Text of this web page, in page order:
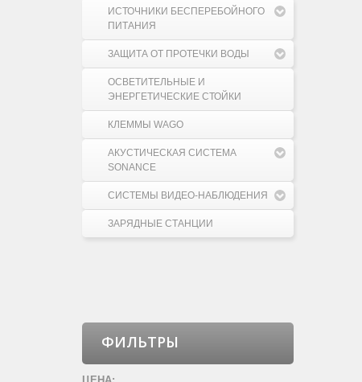
ИСТОЧНИКИ БЕСПЕРЕБОЙНОГО
ПИТАНИЯ
ЗАЩИТА ОТ ПРОТЕЧКИ ВОДЫ
ОСВЕТИТЕЛЬНЫЕ И
ЭНЕРГЕТИЧЕСКИЕ СТОЙКИ
КЛЕММЫ WAGO
АКУСТИЧЕСКАЯ СИСТЕМА
SONANCE
СИСТЕМЫ ВИДЕО-НАБЛЮДЕНИЯ
ЗАРЯДНЫЕ СТАНЦИИ
ФИЛЬТРЫ